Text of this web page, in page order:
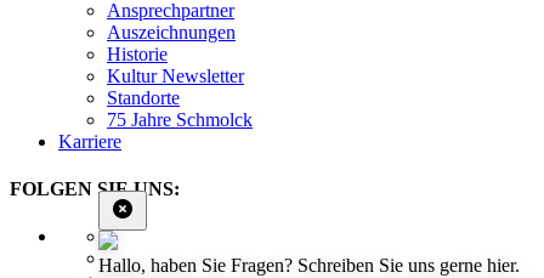
Ansprechpartner
Auszeichnungen
Historie
Kultur Newsletter
Standorte
75 Jahre Schmolck
Karriere
FOLGEN SIE UNS:
Hallo, haben Sie Fragen? Schreiben Sie uns gerne hier.